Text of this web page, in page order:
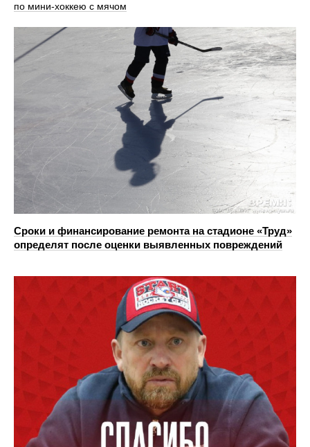
по мини-хоккею с мячом
Сроки и финансирование ремонта на стадионе «Труд»
определят после оценки выявленных повреждений